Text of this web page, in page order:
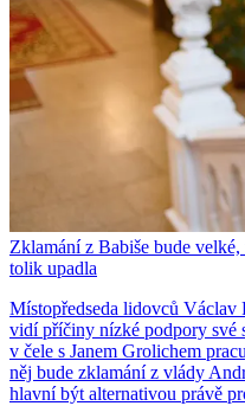
Zklamání z Babiše bude
tolik upadla
Místopředseda lidovců Václav
vidí příčiny nízké podpory své
v čele s Janem Grolichem
něj bude zklamání z vlády
hlavní být alternativou právě